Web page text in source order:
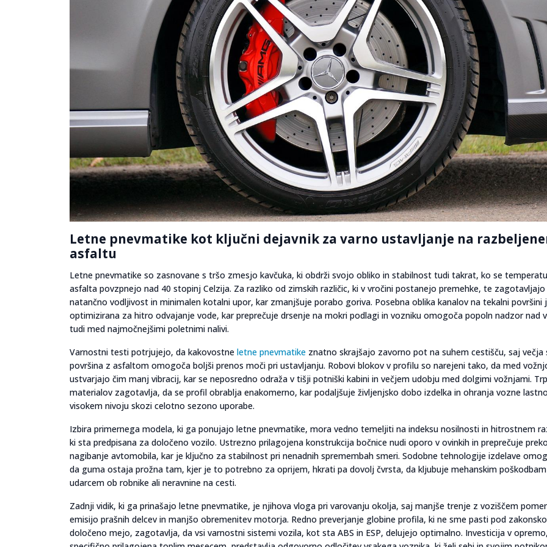
Letne pnevmatike kot ključni dejavnik za varno ustavljanje na
asfaltu
Letne pnevmatike so zasnovane s tršo zmesjo kavčuka, ki obdrži svojo obliko in stabilnost tudi takrat, ko se
asfalta povzpnejo nad 40 stopinj Celzija. Za razliko od zimskih različic, ki v vročini postanejo premehke, te zagotavljajo
natančno vodljivost in minimalen kotalni upor, kar zmanjšuje porabo goriva. Posebna oblika kanalov na tekalni površini
optimizirana za hitro odvajanje vode, kar preprečuje drsenje na mokri podlagi in vozniku omogoča popoln nadzor nad
tudi med najmočnejšimi poletnimi nalivi.
Varnostni testi potrjujejo, da kakovostne letne pnevmatike znatno skrajšajo zavorno pot na suhem cestišču, saj večja
površina z asfaltom omogoča boljši prenos moči pri ustavljanju. Robovi blokov v profilu so narejeni tako, da med
ustvarjajo čim manj vibracij, kar se neposredno odraža v tišji potniški kabini in večjem udobju med dolgimi vožnjami.
materialov zagotavlja, da se profil obrablja enakomerno, kar podaljšuje življenjsko dobo izdelka in ohranja vozne
visokem nivoju skozi celotno sezono uporabe.
Izbira primernega modela, ki ga ponujajo letne pnevmatike, mora vedno temeljiti na indeksu nosilnosti in hitrostnem
ki sta predpisana za določeno vozilo. Ustrezno prilagojena konstrukcija bočnice nudi oporo v ovinkih in preprečuje
nagibanje avtomobila, kar je ključno za stabilnost pri nenadnih spremembah smeri. Sodobne tehnologije izdelave
da guma ostaja prožna tam, kjer je to potrebno za oprijem, hkrati pa dovolj čvrsta, da kljubuje mehanskim
udarcem ob robnike ali neravnine na cesti.
Zadnji vidik, ki ga prinašajo letne pnevmatike, je njihova vloga pri varovanju okolja, saj manjše trenje z voziščem
emisijo prašnih delcev in manjšo obremenitev motorja. Redno preverjanje globine profila, ki ne sme pasti pod zakonsko
določeno mejo, zagotavlja, da vsi varnostni sistemi vozila, kot sta ABS in ESP, delujejo optimalno. Investicija v